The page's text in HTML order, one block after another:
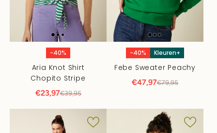
-40%
Aria Knot Shirt
Chopito Stripe
€23,97€39,95
-40% Kleuren+
Febe Sweater Peachy
€47,97€79,95